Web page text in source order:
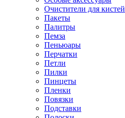
Очистители для кистей
Пакеты
Палитры
Пемза
Пеньюары
Перчатки
Петли
Пилки
Пинцеты
Пленки
Повязки
Подставки